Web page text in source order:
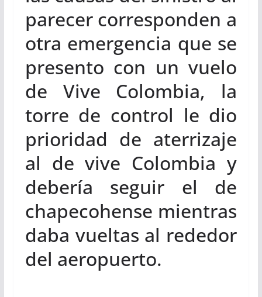
parecer corresponden a
otra emergencia que se
presento con un vuelo
de Vive Colombia, la
torre de control le dio
prioridad de aterrizaje
al de vive Colombia y
debería seguir el de
chapecohense mientras
daba vueltas al rededor
del aeropuerto.